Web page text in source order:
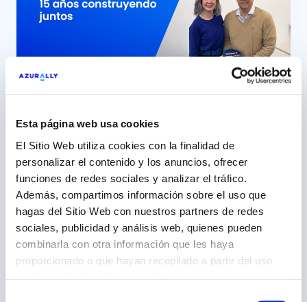
Esta página web usa cookies
El Sitio Web utiliza cookies con la finalidad de
personalizar el contenido y los anuncios, ofrecer
funciones de redes sociales y analizar el tráfico.
Además, compartimos información sobre el uso que
hagas del Sitio Web con nuestros partners de redes
sociales, publicidad y análisis web, quienes pueden
combinarla con otra información que les haya
proporcionado o que hayan recopilado a partir del uso
en una alianza sólida, cercana y […]
15 años construyendo junto a
Thermomix, una marca ‘aliada’
5 mayo 2026
Azurally, más de una década como partner
estratégico de Vorwerk España (Thermomix) Con
el tiempo, hay relaciones profesionales que dejan
de evaluarse en función de campañas o proyectos
Leer más